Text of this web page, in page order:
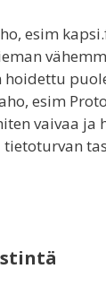
esim
esim
vaivaa ja